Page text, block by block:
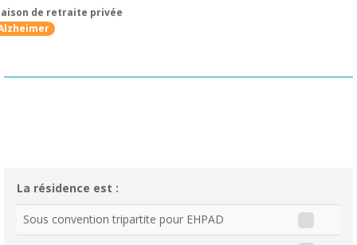
de retraite privée
La résidence est :
Sous convention tripartite pour EHPAD